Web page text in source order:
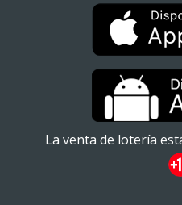
La venta de lotería